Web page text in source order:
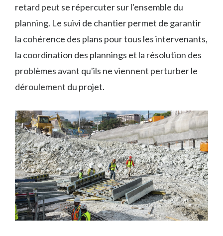
retard peut se répercuter sur l'ensemble du
planning. Le suivi de chantier permet de garantir
la cohérence des plans pour tous les intervenants,
la coordination des plannings et la résolution des
problèmes avant qu'ils ne viennent perturber le
déroulement du projet.